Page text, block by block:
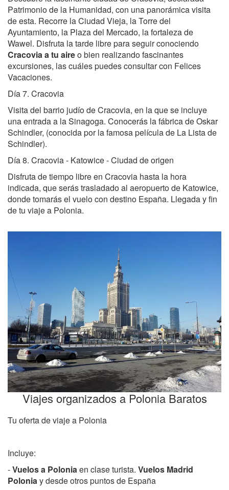
Patrimonio de la Humanidad, con una panorámica visita
de esta. Recorre la Ciudad Vieja, la Torre del
Ayuntamiento, la Plaza del Mercado, la fortaleza de
Wawel. Disfruta la tarde libre para seguir conociendo
Cracovia a tu aireo bien realizando fascinantes
excursiones, las cuáles puedes consultar con Felices
Vacaciones.
Día 7. Cracovia
Visita del barrio judío de Cracovia, en la que se incluye
una entrada a la Sinagoga. Conocerás la fábrica de Oskar
Schindler, (conocida por la famosa película de La Lista de
Schindler).
Día 8. Cracovia - Katowice - Ciudad de origen
Disfruta de tiempo libre en Cracovia hasta la hora
indicada, que serás trasladado al aeropuerto de Katowice,
donde tomarás el vuelo con destino España. Llegada y fin
de tu viaje a Polonia.
Viajes organizados a Polonia Baratos
Tu oferta de viaje a Polonia
Incluye:
-Vuelos a Poloniaen clase turista. Vuelos Madrid
Poloniay desde otros puntos de España